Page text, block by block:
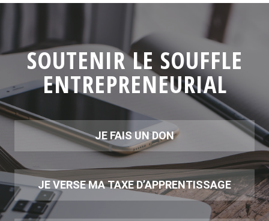
SOUTENIR LE SOUFFLE
ENTREPRENEURIAL
JE FAIS UN DON
JE VERSE MA TAXE D’APPRENTISSAGE